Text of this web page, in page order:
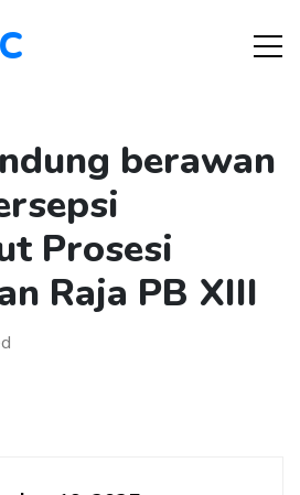
berawan
Prosesi
Raja PB XIII